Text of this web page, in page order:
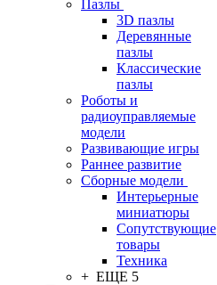
Пазлы
3D пазлы
Деревянные
пазлы
Классические
пазлы
Роботы и
радиоуправляемые
модели
Развивающие игры
Раннее развитие
Сборные модели
Интерьерные
миниатюры
Сопутствующие
товары
Техника
+ ЕЩЕ 5